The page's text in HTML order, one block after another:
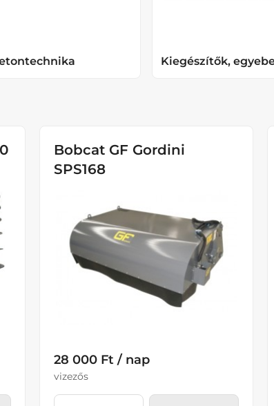
Kiegészítők,
Bobcat GF Gordini
SPS168
28 000 Ft / nap
vizezős